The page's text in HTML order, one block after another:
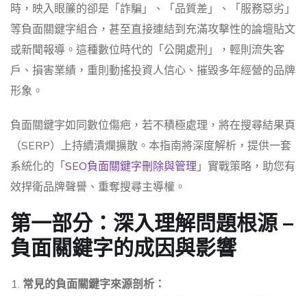
時，映入眼簾的卻是「詐騙」、「品質差」、「服務惡劣」
等負面關鍵字組合，甚至直接連結到充滿攻擊性的論壇貼文
或新聞報導。這種數位時代的「公開處刑」，輕則流失客
戶、損害業績，重則動搖投資人信心、摧毀多年經營的品牌
形象。
負面關鍵字如同數位傷疤，若不積極處理，將在搜尋結果頁
（SERP）上持續潰爛擴散。本指南將深度解析，提供一套
系統化的「SEO負面關鍵字刪除與管理」實戰策略，助您有
效捍衛品牌聲譽、重奪搜尋主導權。
第一部分：深入理解問題根源 –
負面關鍵字的成因與影響
常見的負面關鍵字來源剖析：